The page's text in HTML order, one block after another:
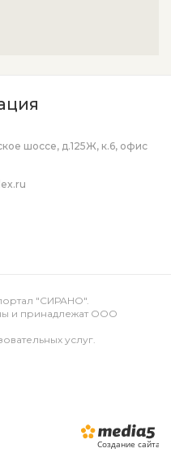
шоссе, д.125Ж, к.6, офис
"СИРАНО".
и принадлежат ООО
услуг.